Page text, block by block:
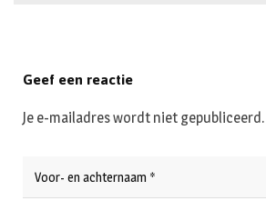
Geef een reactie
Je e-mailadres wordt niet gepubliceerd.